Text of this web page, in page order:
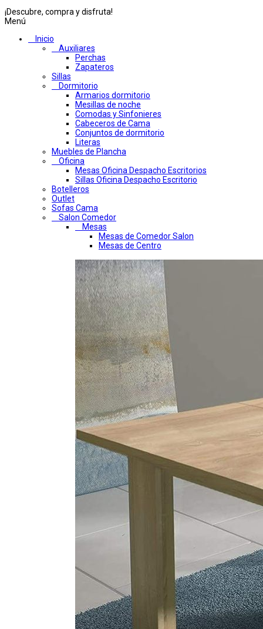
¡Descubre, compra y disfruta!
Menú
Inicio
Auxiliares
Perchas
Zapateros
Sillas
Dormitorio
Armarios dormitorio
Mesillas de noche
Comodas y Sinfonieres
Cabeceros de Cama
Conjuntos de dormitorio
Literas
Muebles de Plancha
Oficina
Mesas Oficina Despacho Escritorios
Sillas Oficina Despacho Escritorio
Botelleros
Outlet
Sofas Cama
Salon Comedor
Mesas
Mesas de Comedor Salon
Mesas de Centro